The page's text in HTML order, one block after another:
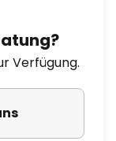
Verfügung.